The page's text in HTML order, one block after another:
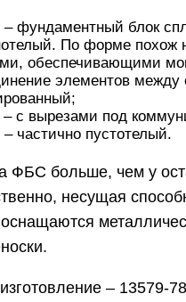
фундаментный блок
По форме похож
обеспечивающими
элементов между
с вырезами под
частично пустотелый.
ФБС больше, чем у
несущая
– 13579-